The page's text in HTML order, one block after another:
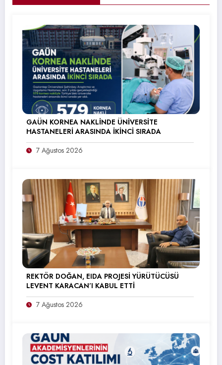
GAÜN KORNEA NAKLİNDE ÜNİVERSİTE
HASTANELERİ ARASINDA İKİNCİ SIRADA
7 Ağustos 2026
REKTÖR DOĞAN, EIDA PROJESİ YÜRÜTÜCÜSÜ
LEVENT KARACAN’I KABUL ETTİ
7 Ağustos 2026